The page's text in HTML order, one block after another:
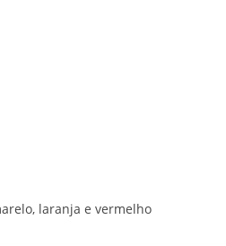
laranja e vermelho